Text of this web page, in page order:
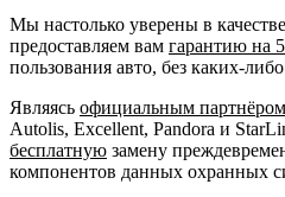
Мы настолько уверены в
предоставляем вам гарантию на
пользования авто, без каких-
Являясь официальным партнёром
Autolis, Excellent, Pandora и
бесплатную замену
компонентов данных охранных